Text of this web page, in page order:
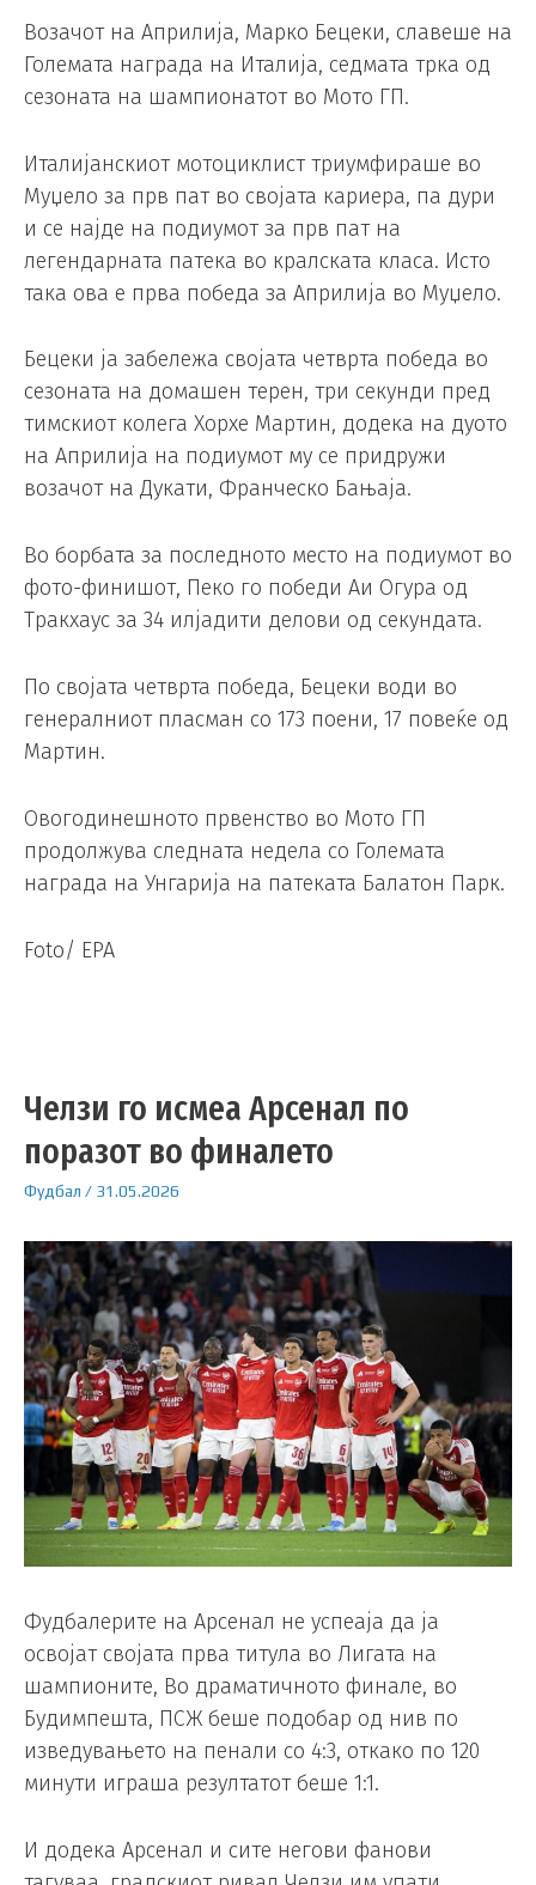
Возачот на Априлија, Марко Бецеки, славеше на
Големата награда на Италија, седмата трка од
сезоната на шампионатот во Мото ГП.
Италијанскиот мотоциклист триумфираше во
Муџело за прв пат во својата кариера, па дури
и се најде на подиумот за прв пат на
легендарната патека во кралската класа. Исто
така ова е прва победа за Априлија во Муџело.
Бецеки ја забележа својата четврта победа во
сезоната на домашен терен, три секунди пред
тимскиот колега Хорхе Мартин, додека на дуото
на Априлија на подиумот му се придружи
возачот на Дукати, Франческо Бањаја.
Во борбата за последното место на подиумот во
фото-финишот, Пеко го победи Аи Огура од
Тракхаус за 34 илјадити делови од секундата.
По својата четврта победа, Бецеки води во
генералниот пласман со 173 поени, 17 повеќе од
Мартин.
Овогодинешното првенство во Мото ГП
продолжува следната недела со Големата
награда на Унгарија на патеката Балатон Парк.
Foto/ EPA
Челзи го исмеа Арсенал по
поразот во финалето
Фудбал / 31.05.2026
Фудбалерите на Арсенал не успеаја да ја
освојат својата прва титула во Лигата на
шампионите, Во драматичното финале, во
Будимпешта, ПСЖ беше подобар од нив по
изведувањето на пенали со 4:3, откако по 120
минути играша резултатот беше 1:1.
И додека Арсенал и сите негови фанови